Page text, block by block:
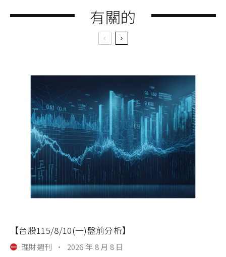
有關的
【台股115/8/10(一)盤前分析】
理財週刊 · 2026 年 8 月 8 日